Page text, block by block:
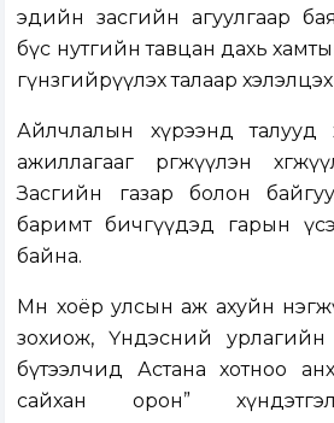
эдийн засгийн агуулгаар
бүс нутгийн тавцан дахь
гүнзгийрүүлэх талаар
Айлчлалын хүрээнд талууд
ажиллагааг өргөжүүлэн
Засгийн газар болон
баримт бичгүүдэд гарын үсэг
байна.
Мөн хоёр улсын аж ахуйн
зохиож, Үндэсний
бүтээлчид Астана хотноо
сайхан орон”